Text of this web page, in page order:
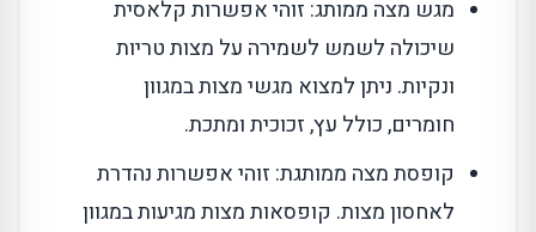
מגש מצה ממותג: זוהי אפשרות קלאסית
שיכולה לשמש לשמירה על מצות טריות
ונקיות. ניתן למצוא מגשי מצות במגוון
חומרים, כולל עץ, זכוכית ומתכת.
קופסת מצה ממותגת: זוהי אפשרות נהדרת
לאחסון מצות. קופסאות מצות מגיעות במגוון